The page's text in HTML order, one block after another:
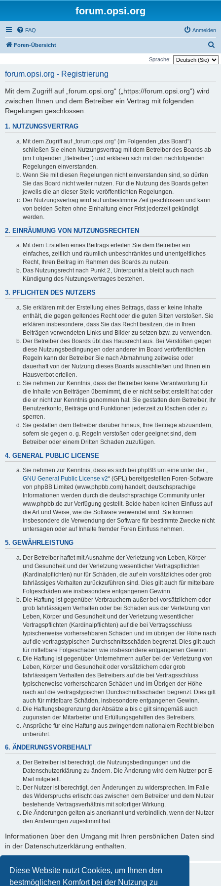
Diese Website nutzt Cookies, um Ihnen den
bestmöglichen Komfort bei der Nutzung zu
forum.opsi.org
FAQ Anmelden
Foren-Übersicht
u
Sprache:
forum.opsi.org - Registrierung
Mit dem Zugriff auf „forum.opsi.org“ („https://forum.opsi.org“) wird
zwischen Ihnen und dem Betreiber ein Vertrag mit folgenden
Regelungen geschlossen:
1. NUTZUNGSVERTRAG
Mit dem Zugriff auf „forum.opsi.org“ (im Folgenden „das Board“)
schließen Sie einen Nutzungsvertrag mit dem Betreiber des Boards ab
(im Folgenden „Betreiber“) und erklären sich mit den nachfolgenden
Regelungen einverstanden.
Wenn Sie mit diesen Regelungen nicht einverstanden sind, so dürfen
Sie das Board nicht weiter nutzen. Für die Nutzung des Boards gelten
jeweils die an dieser Stelle veröffentlichten Regelungen.
Der Nutzungsvertrag wird auf unbestimmte Zeit geschlossen und kann
von beiden Seiten ohne Einhaltung einer Frist jederzeit gekündigt
werden.
2. EINRÄUMUNG VON NUTZUNGSRECHTEN
Mit dem Erstellen eines Beitrags erteilen Sie dem Betreiber ein
einfaches, zeitlich und räumlich unbeschränktes und unentgeltliches
Recht, Ihren Beitrag im Rahmen des Boards zu nutzen.
Das Nutzungsrecht nach Punkt 2, Unterpunkt a bleibt auch nach
Kündigung des Nutzungsvertrages bestehen.
3. PFLICHTEN DES NUTZERS
Sie erklären mit der Erstellung eines Beitrags, dass er keine Inhalte
enthält, die gegen geltendes Recht oder die guten Sitten verstoßen. Sie
erklären insbesondere, dass Sie das Recht besitzen, die in Ihren
Beiträgen verwendeten Links und Bilder zu setzen bzw. zu verwenden.
Der Betreiber des Boards übt das Hausrecht aus. Bei Verstößen gegen
diese Nutzungsbedingungen oder anderer im Board veröffentlichten
Regeln kann der Betreiber Sie nach Abmahnung zeitweise oder
dauerhaft von der Nutzung dieses Boards ausschließen und Ihnen ein
Hausverbot erteilen.
Sie nehmen zur Kenntnis, dass der Betreiber keine Verantwortung für
die Inhalte von Beiträgen übernimmt, die er nicht selbst erstellt hat oder
die er nicht zur Kenntnis genommen hat. Sie gestatten dem Betreiber, Ihr
Benutzerkonto, Beiträge und Funktionen jederzeit zu löschen oder zu
sperren.
Sie gestatten dem Betreiber darüber hinaus, Ihre Beiträge abzuändern,
sofern sie gegen o. g. Regeln verstoßen oder geeignet sind, dem
Betreiber oder einem Dritten Schaden zuzufügen.
4. GENERAL PUBLIC LICENSE
Sie nehmen zur Kenntnis, dass es sich bei phpBB um eine unter der „
GNU General Public License v2“ (GPL) bereitgestellten Foren-Software
von phpBB Limited (www.phpbb.com) handelt; deutschsprachige
Informationen werden durch die deutschsprachige Community unter
www.phpbb.de zur Verfügung gestellt. Beide haben keinen Einfluss auf
die Art und Weise, wie die Software verwendet wird. Sie können
insbesondere die Verwendung der Software für bestimmte Zwecke nicht
untersagen oder auf Inhalte fremder Foren Einfluss nehmen.
5. GEWÄHRLEISTUNG
Der Betreiber haftet mit Ausnahme der Verletzung von Leben, Körper
und Gesundheit und der Verletzung wesentlicher Vertragspflichten
(Kardinalpflichten) nur für Schäden, die auf ein vorsätzliches oder grob
fahrlässiges Verhalten zurückzuführen sind. Dies gilt auch für mittelbare
Folgeschäden wie insbesondere entgangenen Gewinn.
Die Haftung ist gegenüber Verbrauchern außer bei vorsätzlichem oder
grob fahrlässigem Verhalten oder bei Schäden aus der Verletzung von
Leben, Körper und Gesundheit und der Verletzung wesentlicher
Vertragspflichten (Kardinalpflichten) auf die bei Vertragsschluss
typischerweise vorhersehbaren Schäden und im übrigen der Höhe nach
auf die vertragstypischen Durchschnittsschäden begrenzt. Dies gilt auch
für mittelbare Folgeschäden wie insbesondere entgangenen Gewinn.
Die Haftung ist gegenüber Unternehmern außer bei der Verletzung von
Leben, Körper und Gesundheit oder vorsätzlichem oder grob
fahrlässigem Verhalten des Betreibers auf die bei Vertragsschluss
typischerweise vorhersehbaren Schäden und im Übrigen der Höhe
nach auf die vertragstypischen Durchschnittsschäden begrenzt. Dies gilt
auch für mittelbare Schäden, insbesondere entgangenen Gewinn.
Die Haftungsbegrenzung der Absätze a bis c gilt sinngemäß auch
zugunsten der Mitarbeiter und Erfüllungsgehilfen des Betreibers.
Ansprüche für eine Haftung aus zwingendem nationalem Recht bleiben
unberührt.
6. ÄNDERUNGSVORBEHALT
Der Betreiber ist berechtigt, die Nutzungsbedingungen und die
Datenschutzerklärung zu ändern. Die Änderung wird dem Nutzer per E-
Mail mitgeteilt.
Der Nutzer ist berechtigt, den Änderungen zu widersprechen. Im Falle
des Widerspruchs erlischt das zwischen dem Betreiber und dem Nutzer
bestehende Vertragsverhältnis mit sofortiger Wirkung.
Die Änderungen gelten als anerkannt und verbindlich, wenn der Nutzer
den Änderungen zugestimmt hat.
Informationen über den Umgang mit Ihren persönlichen Daten sind
in der Datenschutzerklärung enthalten.